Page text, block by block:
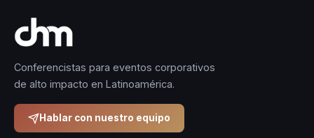
Conferencistas para eventos corporativos
de alto impacto en Latinoamérica.
Hablar con nuestro equipo